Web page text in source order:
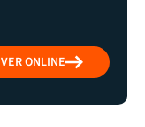
VER ONLINE